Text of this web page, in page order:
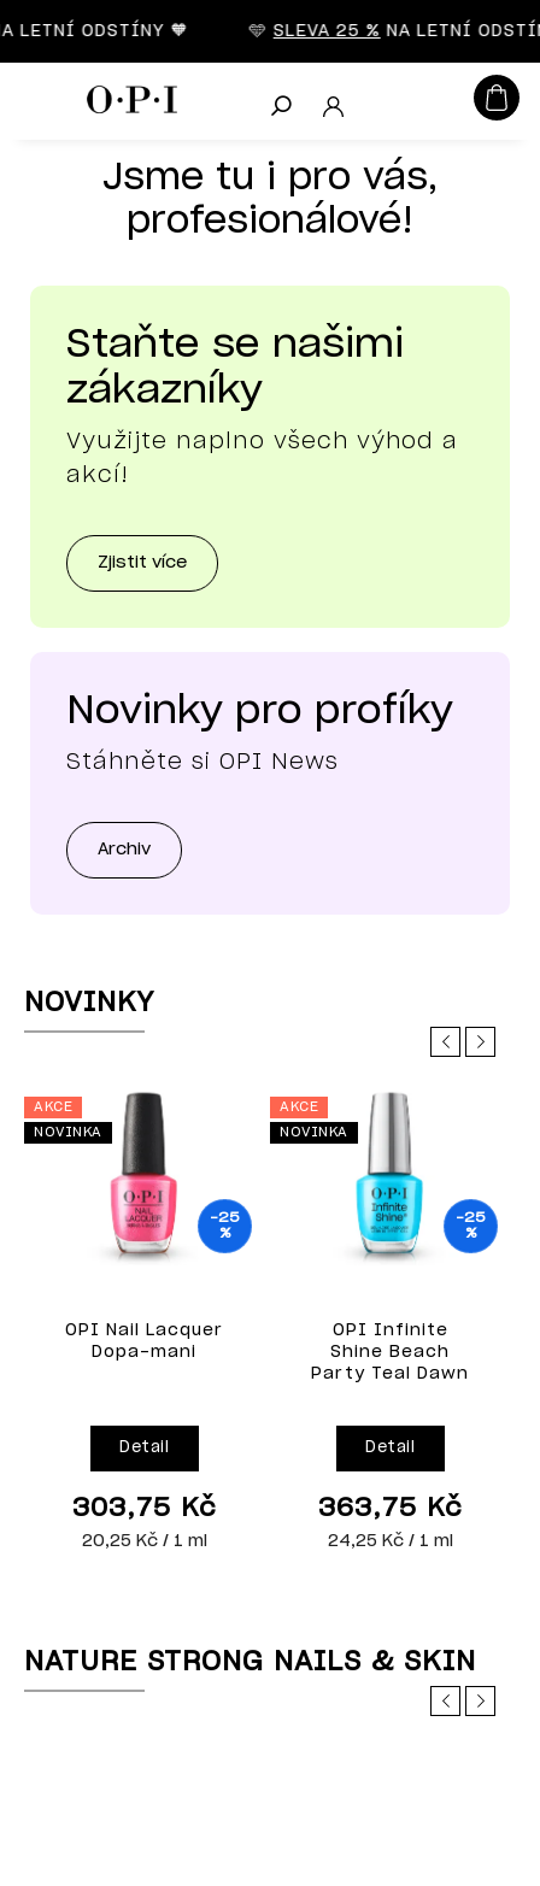
LETNÍ ODSTÍNY 🧡 🩵 SLEVA 25 %NA LETNÍ
CZK
Hledat
Na syté & zářivé odstíny laků
Odvažte se
Jsme tu i pro vás,
profesionálové!
Staňte se našimi
zákazníky
Využijte naplno všech výhod a
akcí!
Zjistit více
Novinky pro profíky
Stáhněte si OPI News
Archiv
NOVINKY
Previous
AKCE
NOVINKA
–25
%
OPI Nail Lacquer
Dopa-mani
303,75 Kč
20,25 Kč / 1 ml
Detail
AKCE
NOVINKA
–25
%
OPI Infinite
Shine Beach
Party Teal Dawn
363,75 Kč
24,25 Kč / 1 ml
Detail
Next
na vybrané
to O.P.I
NATURE STRONG NAILS & SKIN
Previous
Next